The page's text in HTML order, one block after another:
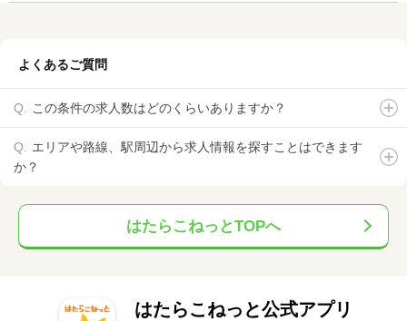
よくあるご質問
この条件の求人数はどのくらいありますか？
エリアや路線、駅周辺から求人情報を探すことはできます
か？
はたらこねっとTOPへ
はたらこねっと公式アプリ